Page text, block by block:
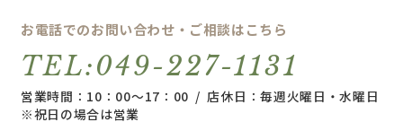
お電話でのお問い合わせ・ご相談はこちら
TEL:049-227-1131
営業時間：10：00～17：00 / 店休日：毎週火曜日・水曜日
※祝日の場合は営業